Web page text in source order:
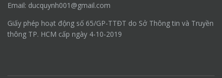
Email: ducquynh001@gmail.com
Giấy phép hoạt động số 65/GP-TTĐT do Sở Thông tin và Truyền
thông TP. HCM cấp ngày 4-10-2019